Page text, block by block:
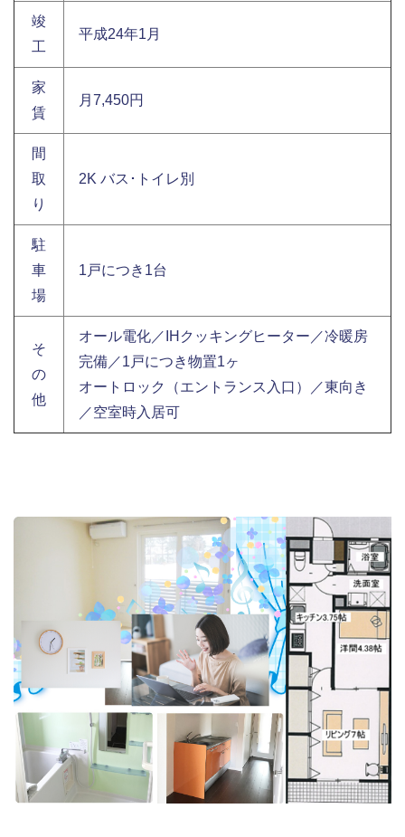
竣
工
平成24年1月
家
賃
月7,450円
間
取
り
2K バス･トイレ別
駐
車
場
1戸につき1台
そ
の
他
オール電化／IHクッキングヒーター／冷暖房
完備／1戸につき物置1ヶ
オートロック（エントランス入口）／東向き
／空室時入居可